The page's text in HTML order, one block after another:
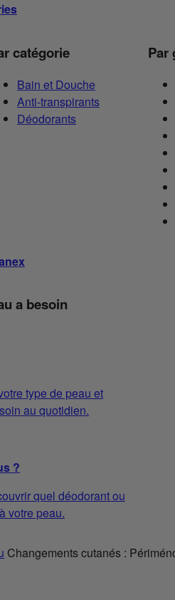
catégorie
Bain et Douche
Anti-transpirants
Déodorants
Par
a besoin
type de peau et
au quotidien.
?
quel déodorant ou
votre peau.
Changements cutanés :